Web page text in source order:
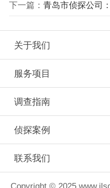
下一篇： 青岛市侦探公司
关于我们
服务项目
调查指南
侦探案例
联系我们